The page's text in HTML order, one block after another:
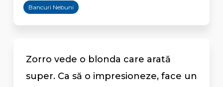
Bancuri Nebuni
Zorro vede o blonda care arată
super. Ca să o impresioneze, face un